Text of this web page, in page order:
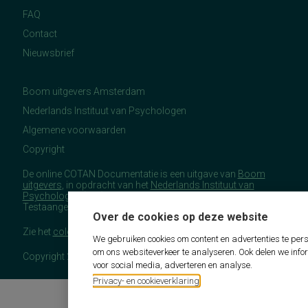
Over de cookies op deze website
We gebruiken cookies om content en advertenties te
om ons websiteverkeer te analyseren. Ook delen we
voor social media, adverteren en analyse.
Privacy- en cookieverklaring
FAQ
Contact
Nieuwsbrief
Boom uitgevers Amsterdam
Nederlands Instituut van Psychologen
Algemene voorwaarden
Copyright
De online COTAN Documentatie is een uitgave van Boom
uitgevers , in opdracht van het Nederlands Instituut van
Psychologen(NIP), namens de Commissie
Testaangelegenheden Nederland (COTAN).
Zie het colofon
Copyright 2026 - COTAN Documentatie